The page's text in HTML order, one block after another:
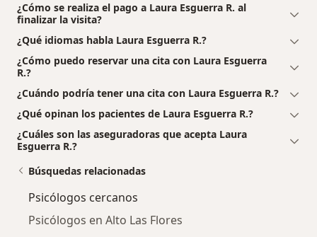
¿Cómo se realiza el pago a Laura Esguerra R. al
finalizar la visita?
¿Qué idiomas habla Laura Esguerra R.?
¿Cómo puedo reservar una cita con Laura Esguerra
R.?
¿Cuándo podría tener una cita con Laura Esguerra R.?
¿Qué opinan los pacientes de Laura Esguerra R.?
¿Cuáles son las aseguradoras que acepta Laura
Esguerra R.?
Búsquedas relacionadas
Psicólogos cercanos
Psicólogos en Alto Las Flores